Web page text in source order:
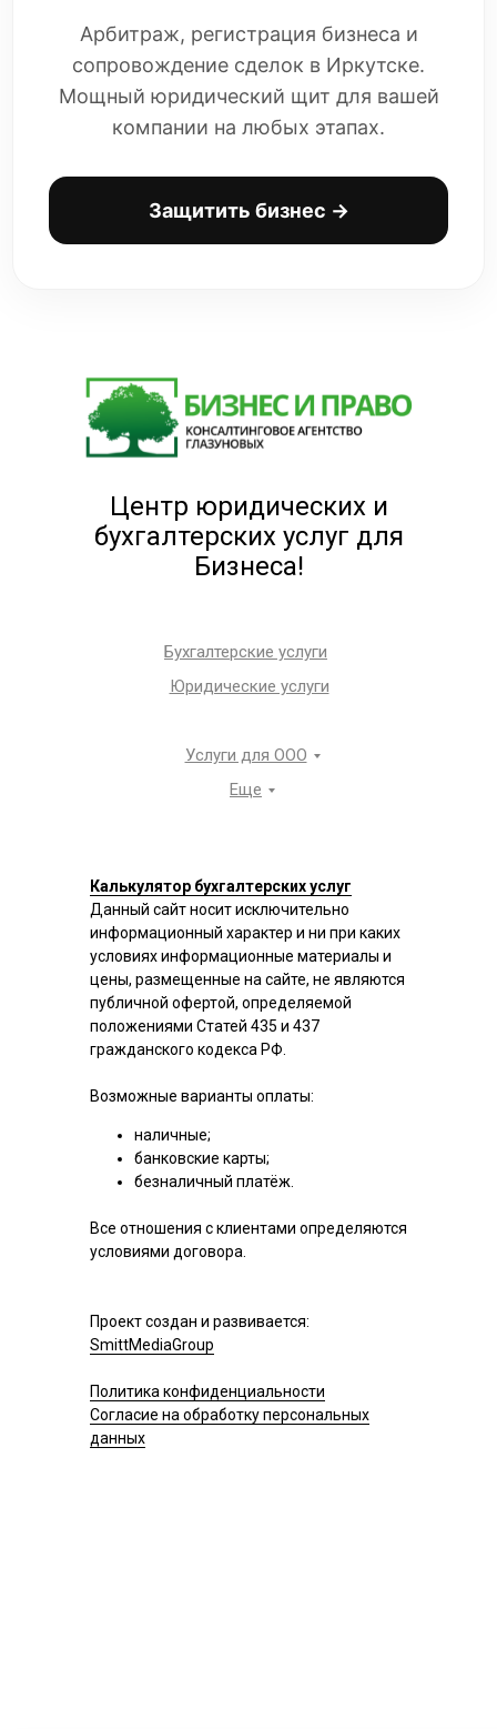
Арбитраж, регистрация бизнеса и
сопровождение сделок в Иркутске.
Мощный юридический щит для вашей
компании на любых этапах.
Защитить бизнес →
Центр юридических и
бухгалтерских услуг для
Бизнеса!
Бухгалтерские услуги
Юридические услуги
Услуги для ООО
Еще
Калькулятор бухгалтерских услуг
Данный сайт носит исключительно
информационный характер и ни при каких
условиях информационные материалы и
цены, размещенные на сайте, не являются
публичной офертой, определяемой
положениями Статей 435 и 437
гражданского кодекса РФ.
Возможные варианты оплаты:
наличные;
банковские карты;
безналичный платёж.
Все отношения с клиентами определяются
условиями договора.
Проект создан и развивается:
SmittMediaGroup
Политика конфиденциальности
Согласие на обработку персональных
данных